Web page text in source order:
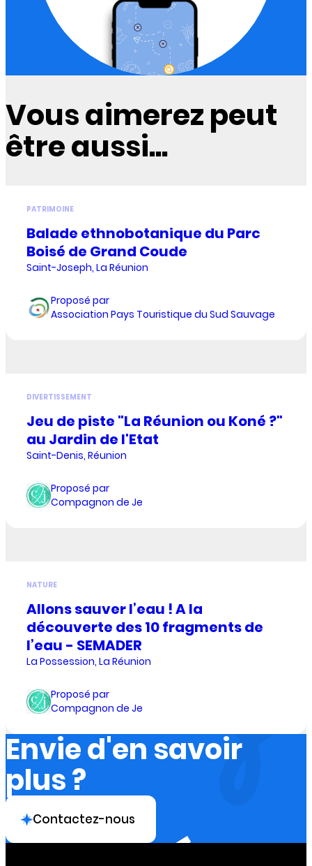
Vous aimerez peut
être aussi...
PATRIMOINE
Balade ethnobotanique du Parc
Boisé de Grand Coude
Saint-Joseph, La Réunion
Proposé par
Association Pays Touristique du Sud Sauvage
DIVERTISSEMENT
Jeu de piste "La Réunion ou Koné ?"
au Jardin de l'Etat
Saint-Denis, Réunion
Proposé par
Compagnon de Je
NATURE
Allons sauver l’eau ! A la
découverte des 10 fragments de
l’eau - SEMADER
La Possession, La Réunion
Proposé par
Compagnon de Je
Envie d'en savoir
plus ?
Contactez-nous